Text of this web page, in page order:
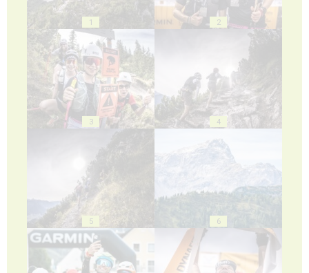
1 2
3 4
5 6